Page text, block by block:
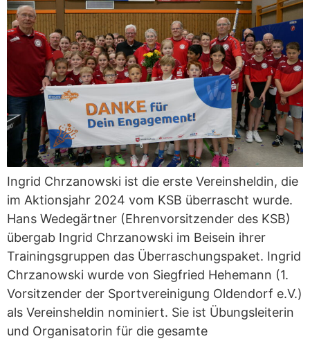
Ingrid Chrzanowski ist die erste Vereinsheldin, die
im Aktionsjahr 2024 vom KSB überrascht wurde.
Hans Wedegärtner (Ehrenvorsitzender des KSB)
übergab Ingrid Chrzanowski im Beisein ihrer
Trainingsgruppen das Überraschungspaket. Ingrid
Chrzanowski wurde von Siegfried Hehemann (1.
Vorsitzender der Sportvereinigung Oldendorf e.V.)
als Vereinsheldin nominiert. Sie ist Übungsleiterin
und Organisatorin für die gesamte